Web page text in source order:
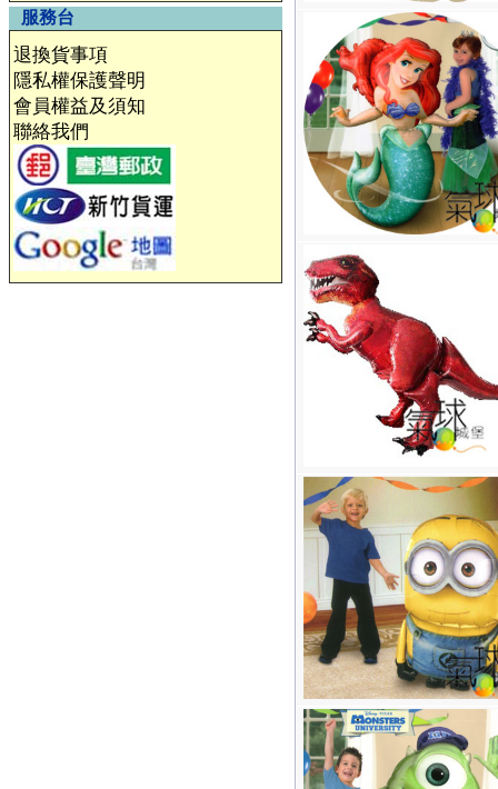
服務台
退換貨事項
隱私權保護聲明
會員權益及須知
聯絡我們